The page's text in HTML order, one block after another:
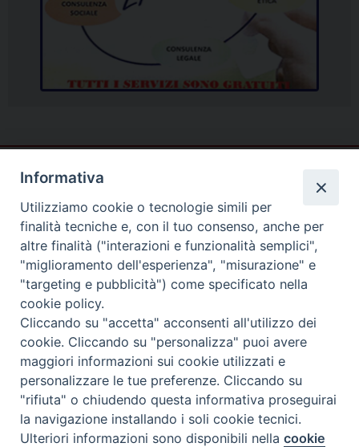
Piazza Duomo
81057 TEANO (CE)
Tel. 0823875428
Copyright © 2025
PREFERENZE COOKIE
Informativa
Utilizziamo cookie o tecnologie simili per
finalità tecniche e, con il tuo consenso, anche per
altre finalità ("interazioni e funzionalità semplici",
"miglioramento dell'esperienza", "misurazione" e
"targeting e pubblicità") come specificato nella
cookie policy.
Cliccando su "accetta" acconsenti all'utilizzo dei
cookie. Cliccando su "personalizza" puoi avere
maggiori informazioni sui cookie utilizzati e
personalizzare le tue preferenze. Cliccando su
"rifiuta" o chiudendo questa informativa proseguirai
la navigazione installando i soli cookie tecnici.
Ulteriori informazioni sono disponibili nellacookie